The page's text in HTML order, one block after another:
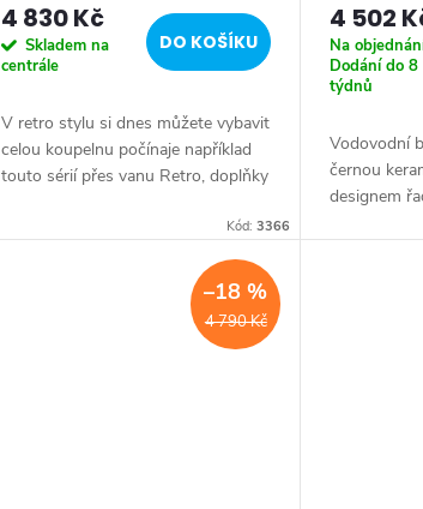
4 830 Kč
Skladem na
centrále
DO KOŠÍKU
V retro stylu si dnes můžete vybavit
celou koupelnu počínaje například
touto sérií přes vanu Retro, doplňky
nebo Classic. Dojem starší patiny
Kód:3366
4 502
Na
Dodání do 8
týdnů
Vodovodní
černou
designem
zazáří v
4 790 Kč
–18 %